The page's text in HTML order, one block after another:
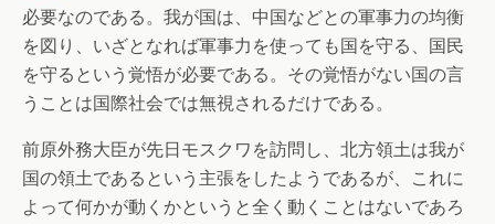
必要なのである。我が国は、中国などとの軍事力の均衡
を図り、いざとなれば軍事力を使っても国を守る、国民
を守るという覚悟が必要である。その覚悟がない国の言
うことは国際社会では無視されるだけである。
前原外務大臣が先日モスクワを訪問し、北方領土は我が
国の領土であるという主張をしたようであるが、これに
よって何かが動くかというと全く動くことはないであろ